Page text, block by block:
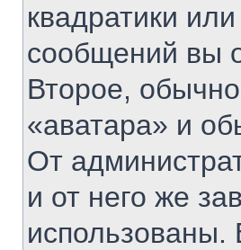
квадратики
сообщений вы
Второе,
«аватара» и
От
и от него же
использованы.